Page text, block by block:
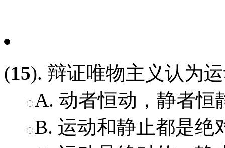
(15). 辩证唯物主义认为
A. 动者恒动，静者恒
B. 运动和静止都是绝